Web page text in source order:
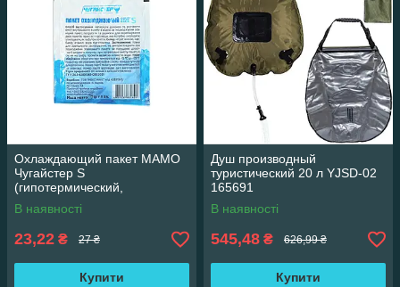
Охлаждающий пакет МАМО
Чугайстер S
(гипотермический,
мгновенного действия), 70 г
В наявності
23,22 ₴ 27 ₴
Купити
Душ производный
туристический 20 л YJSD-02
165691
В наявності
545,48 ₴ 626,99 ₴
Купити